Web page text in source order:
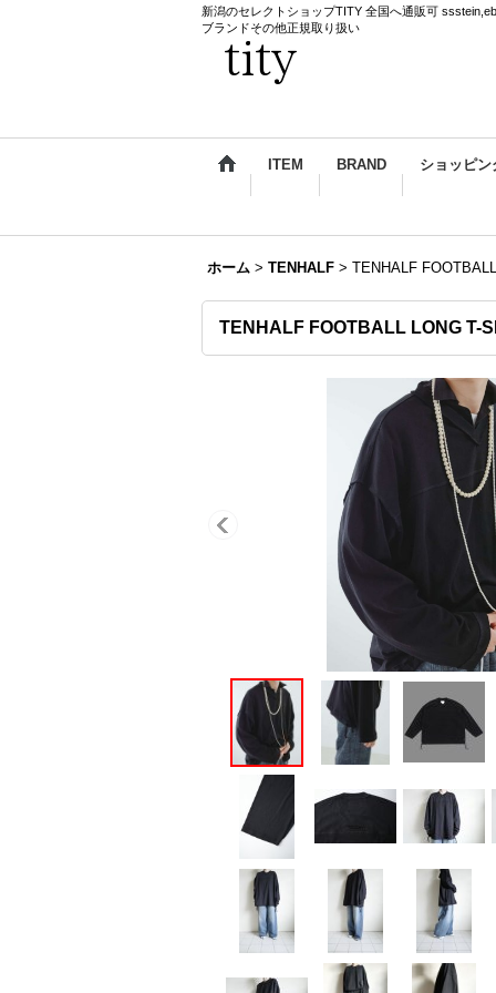
新潟のセレクトショップTITY 全国へ通販可
ブランドその他正規取り扱い
ITEM BRAND ショッピン
ホーム > TENHALF > TENHALF
TENHALF FOOTBALL LONG T-